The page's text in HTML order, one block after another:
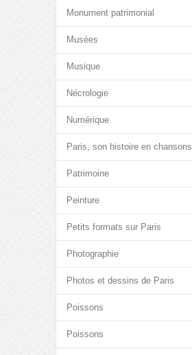
Monument patrimonial
Musées
Musique
Nécrologie
Numérique
Paris, son histoire en chansons
Patrimoine
Peinture
Petits formats sur Paris
Photographie
Photos et dessins de Paris
Poissons
Poissons